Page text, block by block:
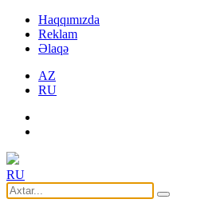
Haqqımızda
Reklam
Əlaqə
AZ
RU
RU